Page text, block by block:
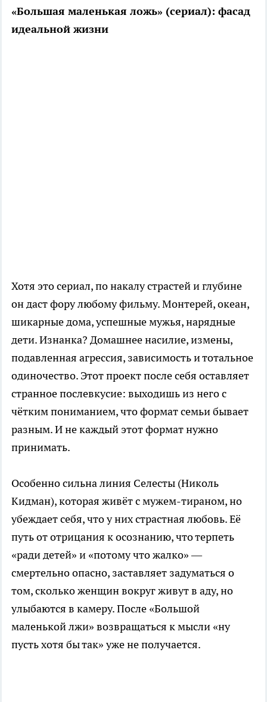
«Большая маленькая ложь» (сериал): фасад
идеальной жизни
Хотя это сериал, по накалу страстей и глубине
он даст фору любому фильму. Монтерей, океан,
шикарные дома, успешные мужья, нарядные
дети. Изнанка? Домашнее насилие, измены,
подавленная агрессия, зависимость и тотальное
одиночество. Этот проект после себя оставляет
странное послевкусие: выходишь из него с
чётким пониманием, что формат семьи бывает
разным. И не каждый этот формат нужно
принимать.
Особенно сильна линия Селесты (Николь
Кидман), которая живёт с мужем-тираном, но
убеждает себя, что у них страстная любовь. Её
путь от отрицания к осознанию, что терпеть
«ради детей» и «потому что жалко» —
смертельно опасно, заставляет задуматься о
том, сколько женщин вокруг живут в аду, но
улыбаются в камеру. После «Большой
маленькой лжи» возвращаться к мысли «ну
пусть хотя бы так» уже не получается.